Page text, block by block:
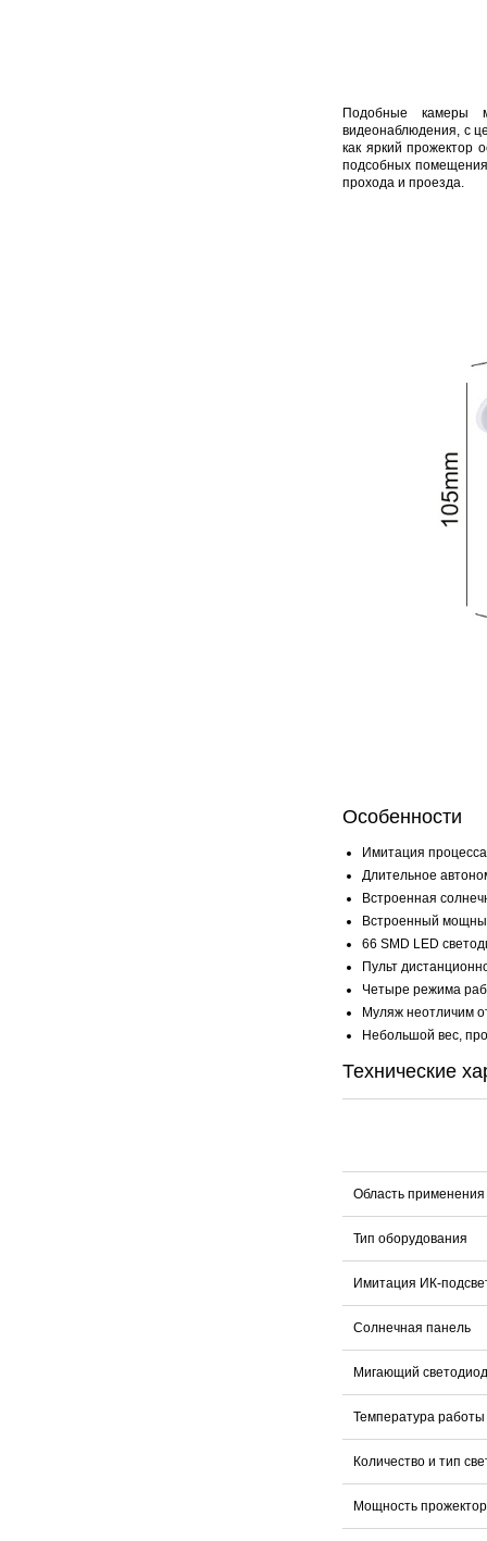
Подобные камеры
видеонаблюдения, с
как яркий прожектор
подсобных
прохода и проезда.
Особенности
Имитация
Длительное
Встроенная
Встроенный
66 SMD LED
Пульт
Четыре режима
Муляж неотличим
Небольшой вес,
Технические
Область применения
Тип оборудования
Имитация ИК-
Солнечная панель
Мигающий светодиод
Температура работы
Количество и тип
Мощность